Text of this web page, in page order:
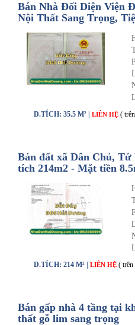
Bán Nhà Đối Diện Viện
Nội Thất Sang Trọng,
D.TÍCH: 35.5 M² | LIÊN HỆ (
Bán đất xã Dân Chủ,
tích 214m2 - Mặt tiền
D.TÍCH: 214 M² | LIÊN HỆ ( trên
Bán gấp nhà 4 tầng tại
thất gỗ lim sang trọng